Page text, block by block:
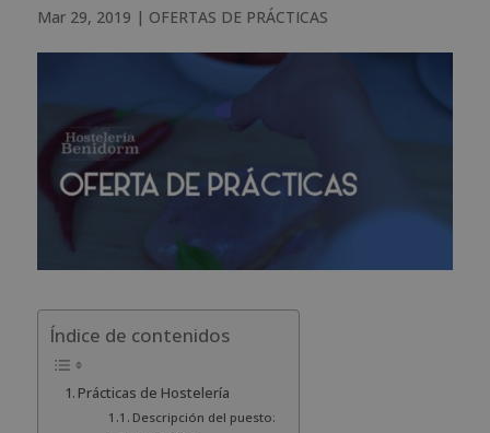
Mar 29, 2019 | OFERTAS DE PRÁCTICAS
Índice de contenidos
Prácticas de Hostelería
Descripción del puesto: